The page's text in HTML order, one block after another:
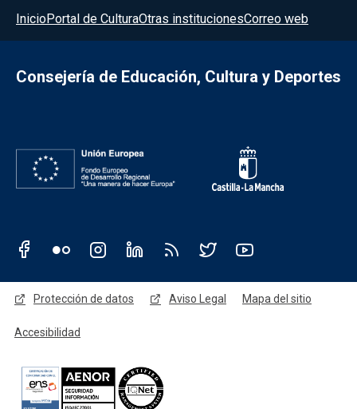
Menú del pie
InicioPortal de CulturaOtras institucionesCorreo web
Consejería de Educación, Cultura y Deportes
Redes sociales JCCM
Menú legal
Protección de datos Aviso Legal Mapa del sitio
Accesibilidad